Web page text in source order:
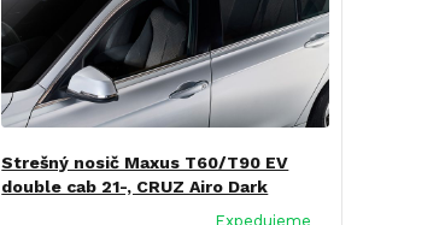
Strešný nosič Maxus T60/T90 EV
double cab 21-, CRUZ Airo Dark
Expedujeme